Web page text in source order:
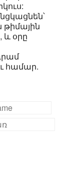
և օրը
համար.